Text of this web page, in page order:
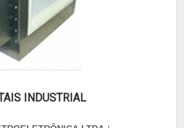
INDUSTRIAL